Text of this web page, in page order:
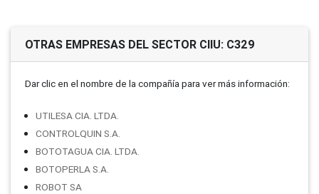
OTRAS EMPRESAS DEL SECTOR CIIU: C329
Dar clic en el nombre de la compañí­a para ver más información:
UTILESA CIA. LTDA.
CONTROLQUIN S.A.
BOTOTAGUA CIA. LTDA.
BOTOPERLA S.A.
ROBOT SA